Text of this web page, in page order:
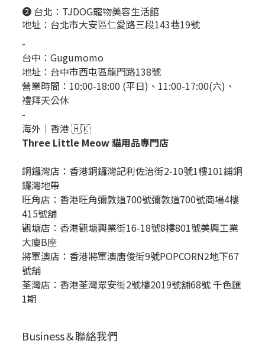
❷ 台北： TJDOG寵物美容生活館
地址：台北市大安區仁愛路三段143巷19號
-
台中： Gugumomo
地址： 台中市西屯區龍門路138號
營業時間：10:00-18:00 (平日)、11:00-17:00(六)、
禮拜天公休
-
海外｜香港 🇭🇰
Three Little Meow 貓用品專門店
銅鑼灣店： 香港銅鑼灣記利佐治街2-10號1樓101鋪銅
鑼灣地帶
旺角店：香港旺角彌敦道700號彌敦道700號商場4樓
415號舖
觀塘店：香港觀塘興業街16-18號8樓801號美興工業
大廈B座
將軍澳店：香港將軍澳唐俊街9號POPCORN2地下67
號舖
荃灣店：香港荃灣眾安街2號樓2019號舖68號 千色匯
1期
Business＆聯絡我們